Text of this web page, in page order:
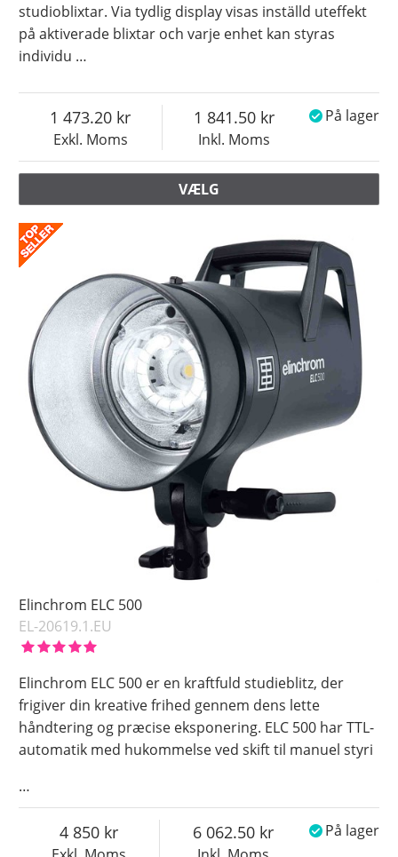
studioblixtar. Via tydlig display visas inställd uteffekt
på aktiverade blixtar och varje enhet kan styras
individu …
Exkl. Moms
1 473.20
Inkl. Moms
1 841.50 På lager
VÆLG
Elinchrom ELC 500
EL-20619.1.EU
Elinchrom ELC 500 er en kraftfuld studieblitz, der
frigiver din kreative frihed gennem dens lette
håndtering og præcise eksponering. ELC 500 har TTL-
automatik med hukommelse ved skift til manuel styri
…
4 850 6 062.50 På lager